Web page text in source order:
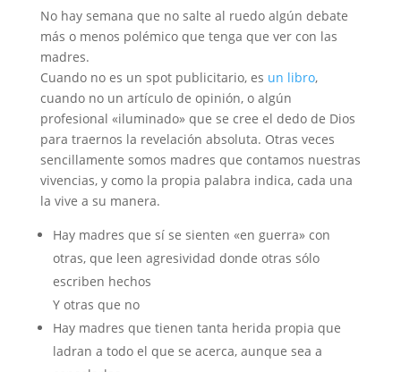
No hay semana que no salte al ruedo algún debate
más o menos polémico que tenga que ver con las
madres.
Cuando no es un spot publicitario, es un libro,
cuando no un artículo de opinión, o algún
profesional «iluminado» que se cree el dedo de Dios
para traernos la revelación absoluta. Otras veces
sencillamente somos madres que contamos nuestras
vivencias, y como la propia palabra indica, cada una
la vive a su manera.
Hay madres que sí se sienten «en guerra» con
otras, que leen agresividad donde otras sólo
escriben hechos
Y otras que no
Hay madres que tienen tanta herida propia que
ladran a todo el que se acerca, aunque sea a